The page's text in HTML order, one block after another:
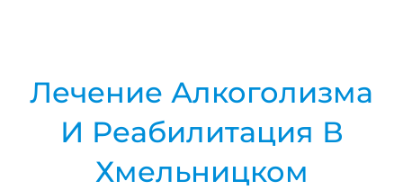
Лечение Алкоголизма
И Реабилитация В
Хмельницком